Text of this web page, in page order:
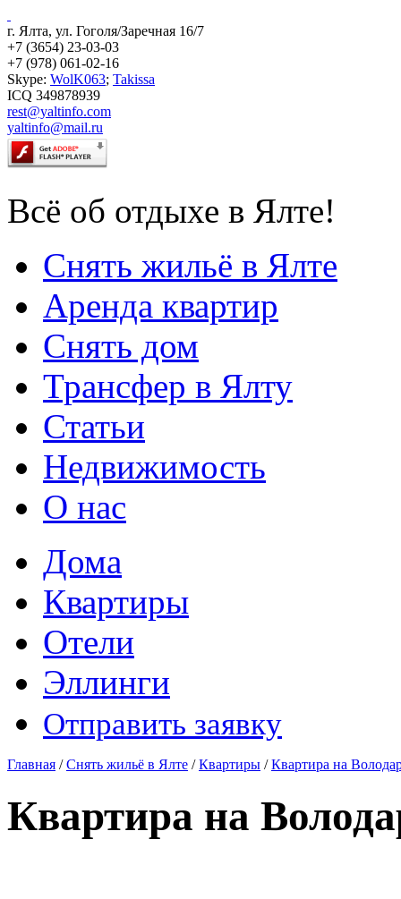
г. Ялта, ул. Гоголя/Заречная 16/7
+7 (3654) 23-03-03
+7 (978) 061-02-16
Skype: WolK063; Takissa
ICQ 349878939
rest@yaltinfo.com
yaltinfo@mail.ru
Всё об отдыхе в Ялте!
Снять жильё в Ялте
Аренда квартир
Снять дом
Трансфер в Ялту
Статьи
Недвижимость
О нас
Дома
Квартиры
Отели
Эллинги
Отправить заявку
Главная /Снять жильё в Ялте /Квартиры /Квартира на
Квартира на